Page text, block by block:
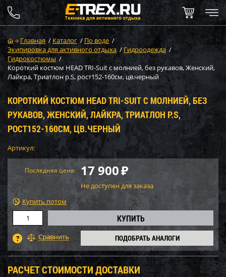
Главная / Каталог / По воде /
Экипировка для активного отдыха / Гидроодежда /
Гидрокостюмы /
Короткий костюм HEAD TRI-Suit с молнией, без рукавов, Женский,
Лайкра, Триатлон р.S, рост152-160см, цв.черный
КОРОТКИЙ КОСТЮМ HEAD TRI-SUIT С МОЛНИЕЙ, БЕЗ
РУКАВОВ, ЖЕНСКИЙ, ЛАЙКРА, ТРИАТЛОН Р.S,
РОСТ152-160СМ, ЦВ.ЧЕРНЫЙ
Артикул:
Последняя цена: 17 900₽
Не доступен для заказа
Купить потом
ПОДОБРАТЬ АНАЛОГИ
РАСЧЕТ СТОИМОСТИ ДОСТАВКИ